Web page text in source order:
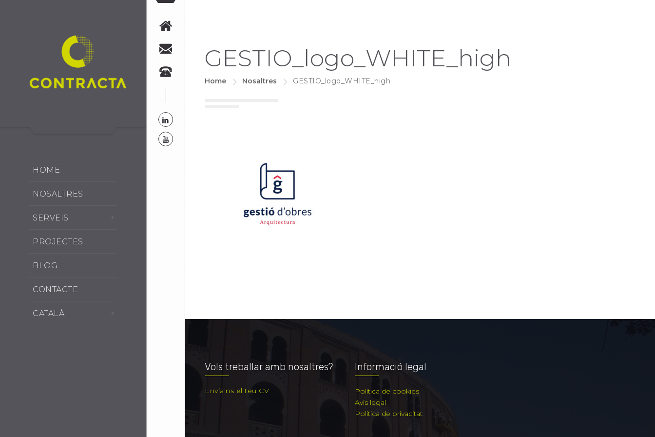
HOME
NOSALTRES
SERVEIS
PROJECTES
BLOG
CONTACTE
CATALÀ
GESTIO_logo_WHITE_high
Home Nosaltres GESTIO_logo_WHITE_high
Vols treballar amb nosaltres?
Envia'ns el teu CV
Informació legal
Política de cookies
Avís legal
Política de privacitat